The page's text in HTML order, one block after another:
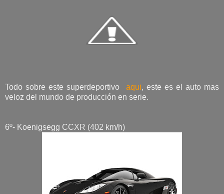
Todo sobre este superdeportivo aqui, este es el auto mas
veloz del mundo de producción en serie.
6º- Koenigsegg CCXR (402 km/h)